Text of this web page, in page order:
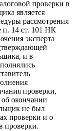
проверки в
является
рассмотрения
п. 14 ст. 101 НК
эксперта
и в
проверки,
об окончании
не был
проверки и о
проверки.